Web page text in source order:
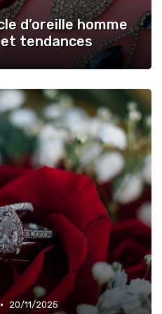
d’oreille homme
et tendances
• 20/11/2025